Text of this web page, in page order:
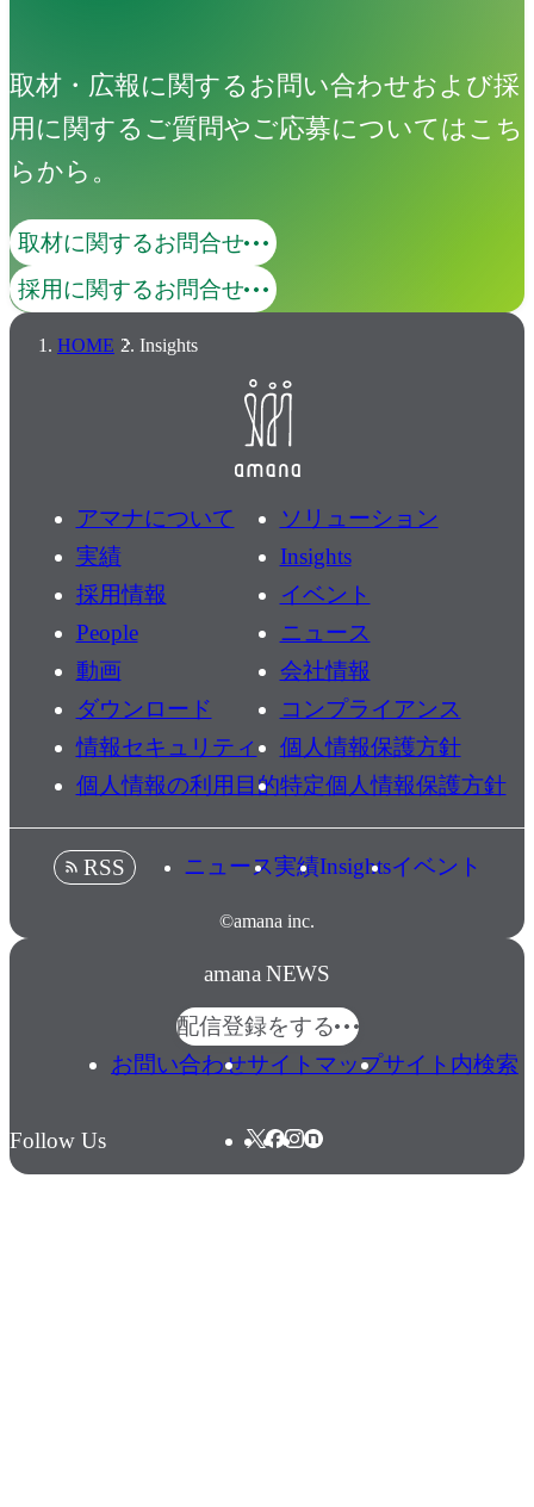
取材・広報に関するお問い合わせおよび採
用に関するご質問やご応募についてはこち
らから。
取材に関するお問合せ
採用に関するお問合せ
HOME Insights
アマナについて
ソリューション
実績
Insights
採用情報
イベント
People
ニュース
動画
会社情報
ダウンロード
コンプライアンス
情報セキュリティ
個人情報保護方針
個人情報の利用目的特定個人情報保護方針
©amana inc.
RSS ニュース実績Insightsイベント
amana NEWS
配信登録をする
お問い合わせサイトマップサイト内検索
Follow Us